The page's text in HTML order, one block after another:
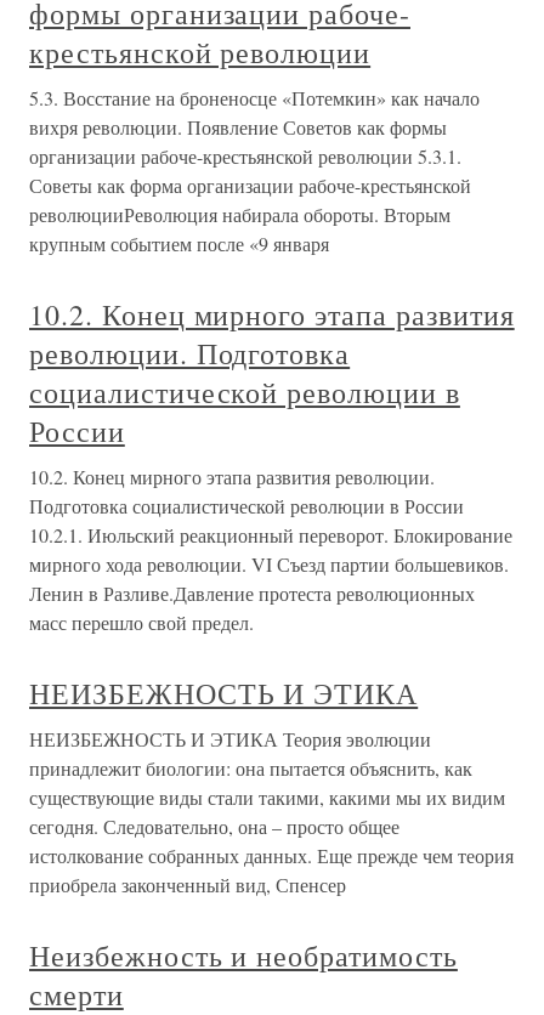
формы организации рабоче-
крестьянской революции
5.3. Восстание на броненосце «Потемкин» как начало
вихря революции. Появление Советов как формы
организации рабоче-крестьянской революции 5.3.1.
Советы как форма организации рабоче-крестьянской
революцииРеволюция набирала обороты. Вторым
крупным событием после «9 января
10.2. Конец мирного этапа развития
революции. Подготовка
социалистической революции в
России
10.2. Конец мирного этапа развития революции.
Подготовка социалистической революции в России
10.2.1. Июльский реакционный переворот. Блокирование
мирного хода революции. VI Съезд партии большевиков.
Ленин в Разливе.Давление протеста революционных
масс перешло свой предел.
НЕИЗБЕЖНОСТЬ И ЭТИКА
НЕИЗБЕЖНОСТЬ И ЭТИКА Теория эволюции
принадлежит биологии: она пытается объяснить, как
существующие виды стали такими, какими мы их видим
сегодня. Следовательно, она – просто общее
истолкование собранных данных. Еще прежде чем теория
приобрела законченный вид, Спенсер
Неизбежность и необратимость
смерти